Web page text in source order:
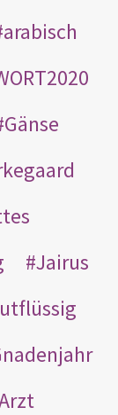
arabisch
Gänse
Jairus